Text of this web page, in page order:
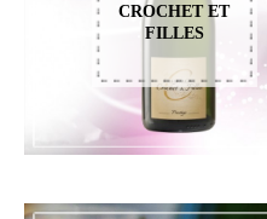
CROCHET ET
FILLES